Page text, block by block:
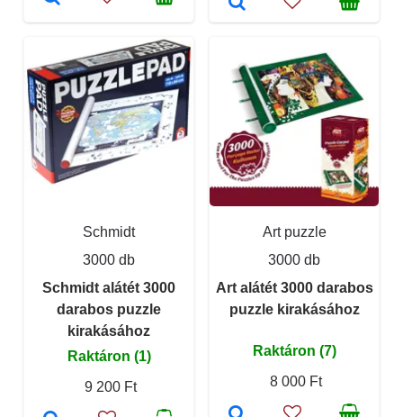
Schmidt
3000 db
Schmidt alátét 3000
darabos puzzle
kirakásához
Raktáron (1)
9 200 Ft
Art puzzle
3000 db
Art alátét 3000 darabos
puzzle kirakásához
Raktáron (7)
8 000 Ft